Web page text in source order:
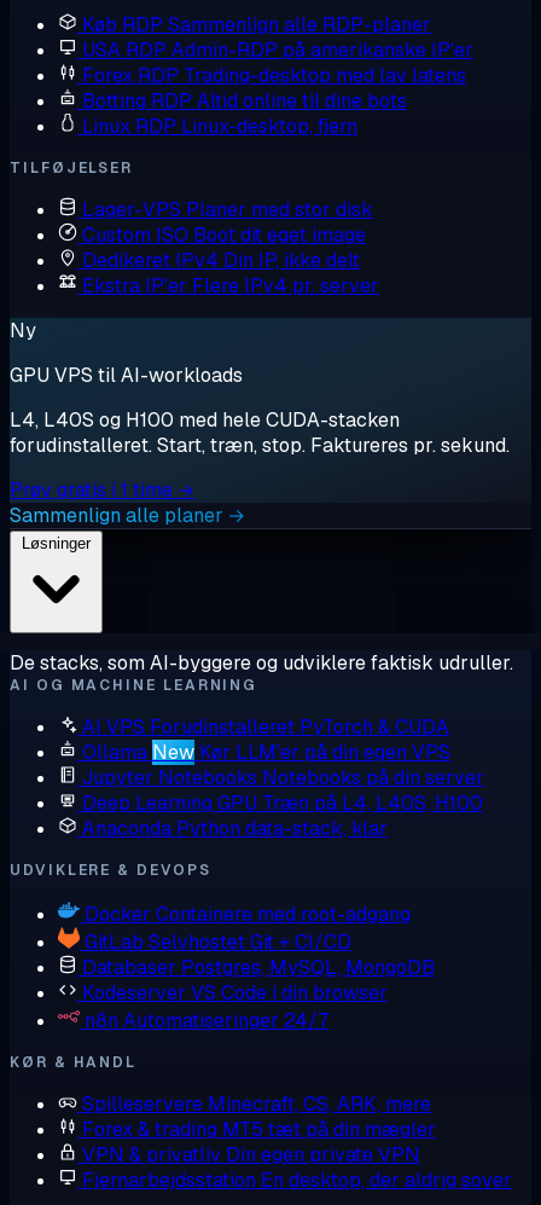
Køb RDP Sammenlign alle RDP-planer
USA RDP Admin-RDP på amerikanske IP'er
Forex RDP Trading-desktop med lav latens
Botting RDP Altid online til dine bots
Linux RDP Linux-desktop, fjern
TILFØJELSER
Lager-VPS Planer med stor disk
Custom ISO Boot dit eget image
Dedikeret IPv4 Din IP, ikke delt
Ekstra IP'er Flere IPv4 pr. server
Ny
GPU VPS til AI-workloads
L4, L40S og H100 med hele CUDA-stacken
forudinstalleret. Start, træn, stop. Faktureres pr. sekund.
Prøv gratis i 1 time →
Sammenlign alle planer →
Løsninger
De stacks, som AI-byggere og udviklere faktisk udruller.
AI OG MACHINE LEARNING
AI VPS Forudinstalleret PyTorch & CUDA
Ollama New Kør LLM'er på din egen VPS
Jupyter Notebooks Notebooks på din server
Deep Learning GPU Træn på L4, L40S, H100
Anaconda Python data-stack, klar
UDVIKLERE & DEVOPS
Docker Containere med root-adgang
GitLab Selvhostet Git + CI/CD
Databaser Postgres, MySQL, MongoDB
Kodeserver VS Code i din browser
n8n Automatiseringer 24/7
KØR & HANDL
Spilleservere Minecraft, CS, ARK, mere
Forex & trading MT5 tæt på din mægler
VPN & privatliv Din egen private VPN
Fjernarbejdsstation En desktop, der aldrig sover